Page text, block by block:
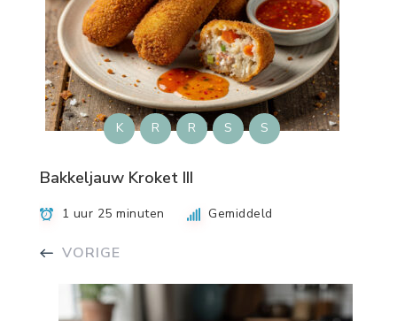
K R R S S
Bakkeljauw Kroket III
1 uur 25 minuten Gemiddeld
VORIGE